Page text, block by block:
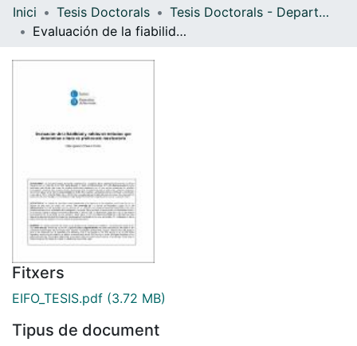
Navega per tot el DD
Inici Tesis Doctorals
Tesis Doctorals - Departament - Odontoestomatologia
Evaluación de la fiabilidad y validez de métodos que determinan el lado de preferencia masticatorio
Fitxers
EIFO_TESIS.pdf (3.72 MB)
Tipus de document